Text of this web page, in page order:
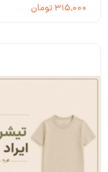
۳۱۵,۰۰۰ تومان